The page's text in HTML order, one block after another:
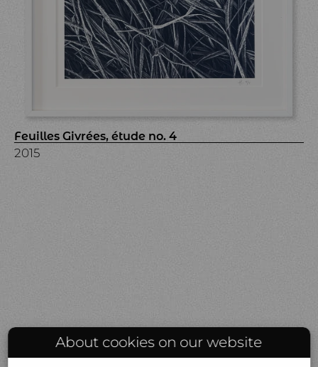
Feuilles Givrées, étude no. 4
2015
About cookies on our website